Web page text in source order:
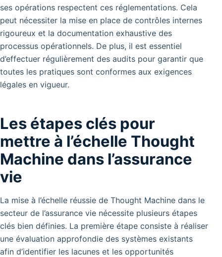
ses opérations respectent ces réglementations. Cela
peut nécessiter la mise en place de contrôles internes
rigoureux et la documentation exhaustive des
processus opérationnels. De plus, il est essentiel
d’effectuer régulièrement des audits pour garantir que
toutes les pratiques sont conformes aux exigences
légales en vigueur.
Les étapes clés pour
mettre à l’échelle Thought
Machine dans l’assurance
vie
La mise à l’échelle réussie de Thought Machine dans le
secteur de l’assurance vie nécessite plusieurs étapes
clés bien définies. La première étape consiste à réaliser
une évaluation approfondie des systèmes existants
afin d’identifier les lacunes et les opportunités